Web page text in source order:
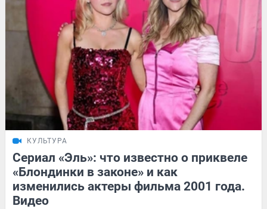
КУЛЬТУРА
Сериал «Эль»: что известно о приквеле
«Блондинки в законе» и как
изменились актеры фильма 2001 года.
Видео